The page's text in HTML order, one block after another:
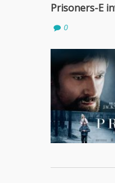
Prisoners-E
0